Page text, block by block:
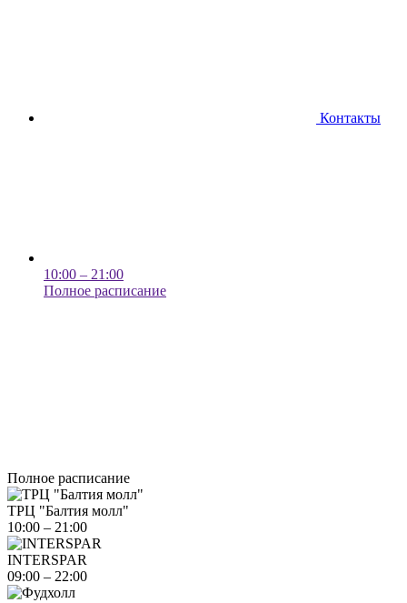
Контакты
10:00 – 21:00
Полное расписание
Полное расписание
ТРЦ "Балтия молл"
10:00 – 21:00
INTERSPAR
09:00 – 22:00